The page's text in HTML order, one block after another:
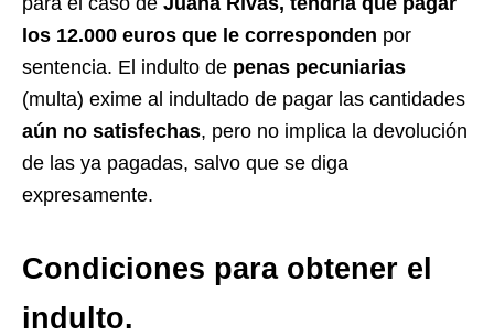
los 12.000 euros que le corresponden por
sentencia. El indulto de penas pecuniarias
(multa) exime al indultado de pagar las cantidades
aún no satisfechas, pero no implica la devolución
de las ya pagadas, salvo que se diga
expresamente.
Condiciones para obtener el
indulto.